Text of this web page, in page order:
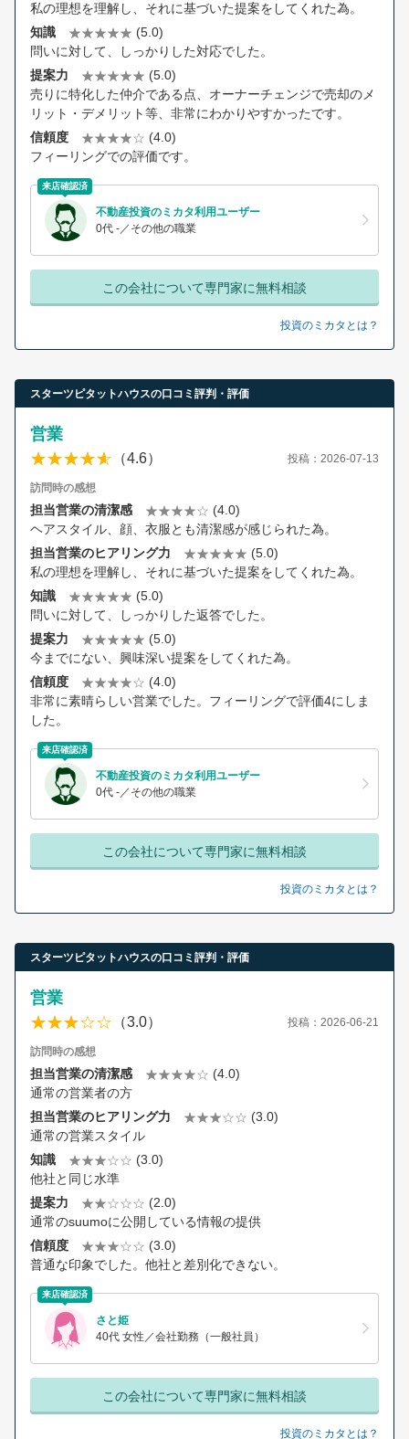
私の理想を理解し、それに基づいた提案をしてくれた為。
知識
(5.0)
問いに対して、しっかりした対応でした。
提案力
(5.0)
売りに特化した仲介である点、オーナーチェンジで売却のメ
リット・デメリット等、非常にわかりやすかったです。
信頼度
(4.0)
フィーリングでの評価です。
来店確認済
不動産投資のミカタ利用ユーザー
0代 -／その他の職業
この会社について専門家に無料相談
投資のミカタとは？
スターツピタットハウスの口コミ評判・評価
営業
（4.6） 投稿：2026-07-13
訪問時の感想
担当営業の清潔感
(4.0)
ヘアスタイル、顔、衣服とも清潔感が感じられた為。
担当営業のヒアリング力
(5.0)
私の理想を理解し、それに基づいた提案をしてくれた為。
知識
(5.0)
問いに対して、しっかりした返答でした。
提案力
(5.0)
今までにない、興味深い提案をしてくれた為。
信頼度
(4.0)
非常に素晴らしい営業でした。フィーリングで評価4にしま
した。
来店確認済
不動産投資のミカタ利用ユーザー
0代 -／その他の職業
この会社について専門家に無料相談
投資のミカタとは？
スターツピタットハウスの口コミ評判・評価
営業
（3.0） 投稿：2026-06-21
訪問時の感想
担当営業の清潔感
(4.0)
通常の営業者の方
担当営業のヒアリング力
(3.0)
通常の営業スタイル
知識
(3.0)
他社と同じ水準
提案力
(2.0)
通常のsuumoに公開している情報の提供
信頼度
(3.0)
普通な印象でした。他社と差別化できない。
来店確認済
さと姫
40代 女性／会社勤務（一般社員）
この会社について専門家に無料相談
投資のミカタとは？